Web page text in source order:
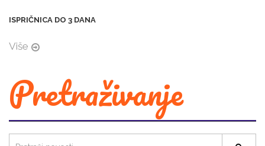
ISPRIČNICA DO 3 DANA
Više
Pretraživanje